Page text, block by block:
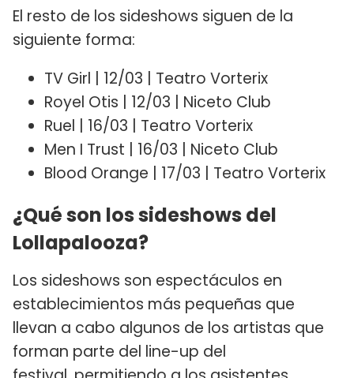
El resto de los sideshows siguen de la
siguiente forma:
TV Girl | 12/03 | Teatro Vorterix
Royel Otis | 12/03 | Niceto Club
Ruel | 16/03 | Teatro Vorterix
Men I Trust | 16/03 | Niceto Club
Blood Orange | 17/03 | Teatro Vorterix
¿Qué son los sideshows del
Lollapalooza?
Los sideshows son espectáculos en
establecimientos más pequeñas que
llevan a cabo algunos de los artistas que
forman parte del line-up del